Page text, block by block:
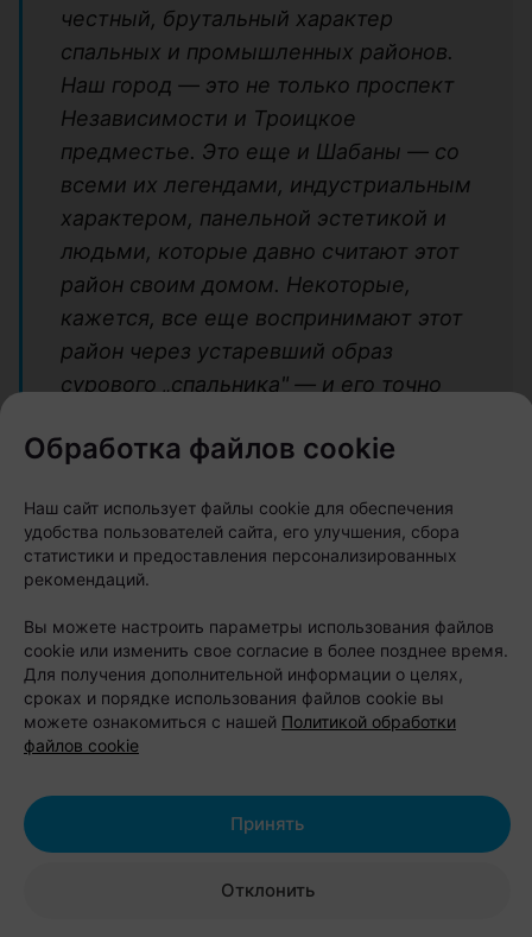
честный, брутальный характер
спальных и промышленных районов.
Наш город — это не только проспект
Независимости и Троицкое
предместье. Это еще и Шабаны — со
всеми их легендами, индустриальным
характером, панельной эстетикой и
людьми, которые давно считают этот
район своим домом. Некоторые,
кажется, все еще воспринимают этот
район через устаревший образ
сурового „спальника" — и его точно
коллекции.
Районы как часть городской
идентичности
любовь к городам сегодня все реже выражается
через привычные магнитики с ратушей или
силуэтами исторического центра. Дизайнеров
вдохновляют обычные кварталы, бетонные дворы,
знакомо каждому местному жителю.
Обработка файлов cookie
Наш сайт использует файлы cookie для обеспечения
удобства пользователей сайта, его улучшения, сбора
статистики и предоставления персонализированных
рекомендаций.
Вы можете настроить параметры использования файлов
cookie или изменить свое согласие в более позднее время.
Для получения дополнительной информации о целях,
сроках и порядке использования файлов cookie вы
можете ознакомиться с нашей Политикой обработки
файлов cookie
Отклонить
Принять